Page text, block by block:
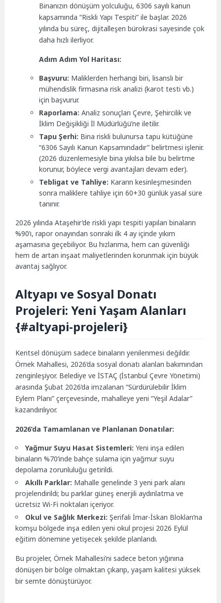
Binanızın dönüşüm yolculuğu, 6306 sayılı kanun
kapsamında “Riskli Yapı Tespiti” ile başlar. 2026
yılında bu süreç, dijitalleşen bürokrasi sayesinde çok
daha hızlı ilerliyor.
Adım Adım Yol Haritası:
Başvuru: Maliklerden herhangi biri, lisanslı bir
mühendislik firmasına risk analizi (karot testi vb.)
için başvurur.
Raporlama: Analiz sonuçları Çevre, Şehircilik ve
İklim Değişikliği İl Müdürlüğü’ne iletilir.
Tapu Şerhi: Bina riskli bulunursa tapu kütüğüne
“6306 Sayılı Kanun Kapsamındadır” belirtmesi işlenir.
(2026 düzenlemesiyle bina yıkılsa bile bu belirtme
korunur, böylece vergi avantajları devam eder).
Tebligat ve Tahliye: Kararın kesinleşmesinden
sonra maliklere tahliye için 60+30 günlük yasal süre
tanınır.
2026 yılında Ataşehir’de riskli yapı tespiti yapılan binaların
%90’ı, rapor onayından sonraki ilk 4 ay içinde yıkım
aşamasına geçebiliyor. Bu hızlanma, hem can güvenliği
hem de artan inşaat maliyetlerinden korunmak için büyük
avantaj sağlıyor.
Altyapı ve Sosyal Donatı
Projeleri: Yeni Yaşam Alanları
{#altyapi-projeleri}
Kentsel dönüşüm sadece binaların yenilenmesi değildir.
Örnek Mahallesi, 2026’da sosyal donatı alanları bakımından
zenginleşiyor. Belediye ve İSTAÇ (İstanbul Çevre Yönetimi)
arasında Şubat 2026’da imzalanan “Sürdürülebilir İklim
Eylem Planı” çerçevesinde, mahalleye yeni “Yeşil Adalar”
kazandırılıyor.
2026’da Tamamlanan ve Planlanan Donatılar:
Yağmur Suyu Hasat Sistemleri: Yeni inşa edilen
binaların %70’inde bahçe sulama için yağmur suyu
depolama zorunluluğu getirildi.
Akıllı Parklar: Mahalle genelinde 3 yeni park alanı
projelendirildi; bu parklar güneş enerjili aydınlatma ve
ücretsiz Wi-Fi noktaları içeriyor.
Okul ve Sağlık Merkezi: Şerifali İmar-İskan Blokları’na
komşu bölgede inşa edilen yeni okul projesi 2026 Eylül
eğitim dönemine yetişecek şekilde planlandı.
Bu projeler, Örnek Mahallesi’ni sadece beton yığınına
dönüşen bir bölge olmaktan çıkarıp, yaşam kalitesi yüksek
bir semte dönüştürüyor.